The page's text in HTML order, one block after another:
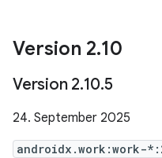
Version 2.10
Version 2.10.5
24. September 2025
androidx.work:work-